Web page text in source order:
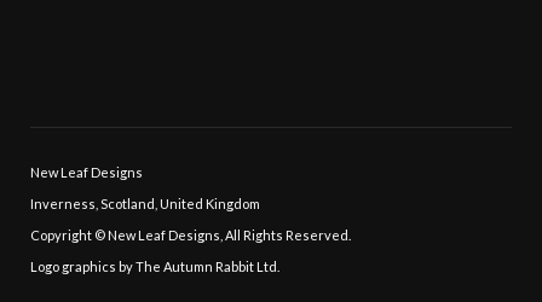
New Leaf Designs
Inverness, Scotland, United Kingdom
Copyright © New Leaf Designs, All Rights Reserved.
Logo graphics by The Autumn Rabbit Ltd.